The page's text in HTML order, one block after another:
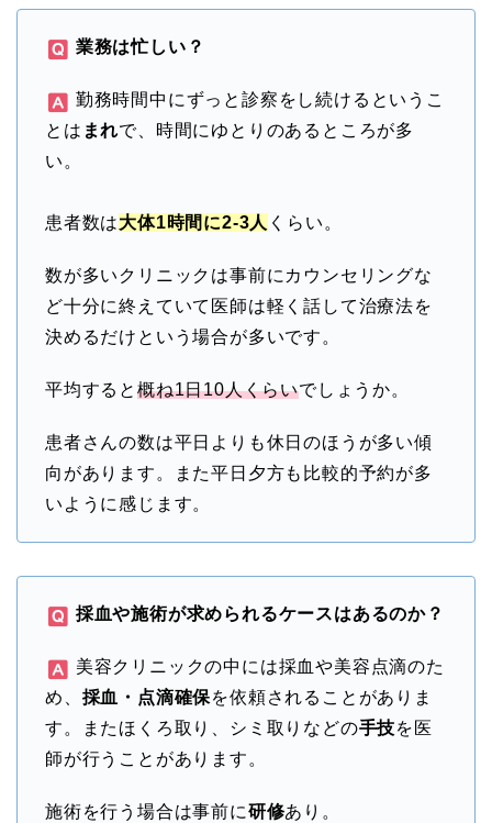
業務は忙しい？
勤務時間中にずっと診察をし続けるというこ
とは まれで、時間にゆとりのあるところが多
い。
患者数は大体1時間に2-3人 くらい。
数が多いクリニックは事前にカウンセリングな
ど十分に終えていて医師は軽く話して治療法を
決めるだけという場合が多いです。
平均すると 概ね1日10人くらいでしょうか。
患者さんの数は平日よりも休日のほうが多い傾
向があります。また平日夕方も比較的予約が多
いように感じます。
採血や施術が求められるケースはあるのか？
美容クリニックの中には採血や美容点滴のた
め、 採血・点滴確保を依頼されることがありま
す。またほくろ取り、シミ取りなどの手技を医
師が行うことがあります。
施術を行う場合は事前に研修あり。